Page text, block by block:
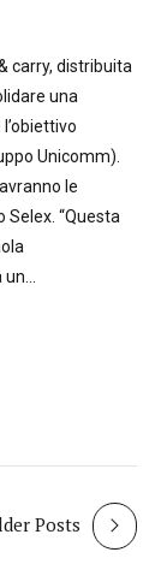
carry, distribuita
una
Unicomm).
le
Selex. “Questa
Posts